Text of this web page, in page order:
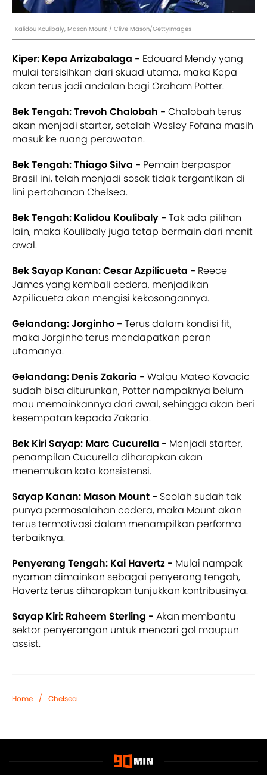
Kalidou Koulibaly, Mason Mount / Clive Mason/GettyImages
Kiper: Kepa Arrizabalaga - Edouard Mendy yang
mulai tersisihkan dari skuad utama, maka Kepa
akan terus jadi andalan bagi Graham Potter.
Bek Tengah: Trevoh Chalobah - Chalobah terus
akan menjadi starter, setelah Wesley Fofana masih
masuk ke ruang perawatan.
Bek Tengah: Thiago Silva - Pemain berpaspor
Brasil ini, telah menjadi sosok tidak tergantikan di
lini pertahanan Chelsea.
Bek Tengah: Kalidou Koulibaly - Tak ada pilihan
lain, maka Koulibaly juga tetap bermain dari menit
awal.
Bek Sayap Kanan: Cesar Azpilicueta - Reece
James yang kembali cedera, menjadikan
Azpilicueta akan mengisi kekosongannya.
Gelandang: Jorginho - Terus dalam kondisi fit,
maka Jorginho terus mendapatkan peran
utamanya.
Gelandang: Denis Zakaria - Walau Mateo Kovacic
sudah bisa diturunkan, Potter nampaknya belum
mau memainkannya dari awal, sehingga akan beri
kesempatan kepada Zakaria.
Bek Kiri Sayap: Marc Cucurella - Menjadi starter,
penampilan Cucurella diharapkan akan
menemukan kata konsistensi.
Sayap Kanan: Mason Mount - Seolah sudah tak
punya permasalahan cedera, maka Mount akan
terus termotivasi dalam menampilkan performa
terbaiknya.
Penyerang Tengah: Kai Havertz - Mulai nampak
nyaman dimainkan sebagai penyerang tengah,
Havertz terus diharapkan tunjukkan kontribusinya.
Sayap Kiri: Raheem Sterling - Akan membantu
sektor penyerangan untuk mencari gol maupun
assist.
Home / Chelsea